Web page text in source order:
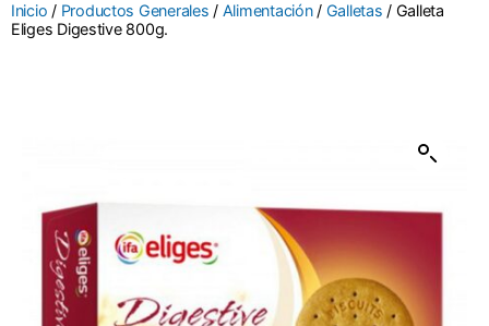
Inicio / Productos Generales / Alimentación/ Galletas / Galleta
Eliges Digestive 800g.